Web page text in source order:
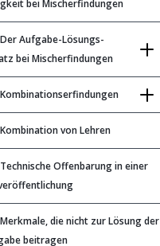
bei Mischerfindungen
Aufgabe-Lösungs-
bei Mischerfindungen
von Lehren
Offenbarung in einer
die nicht zur Lösung der
beitragen